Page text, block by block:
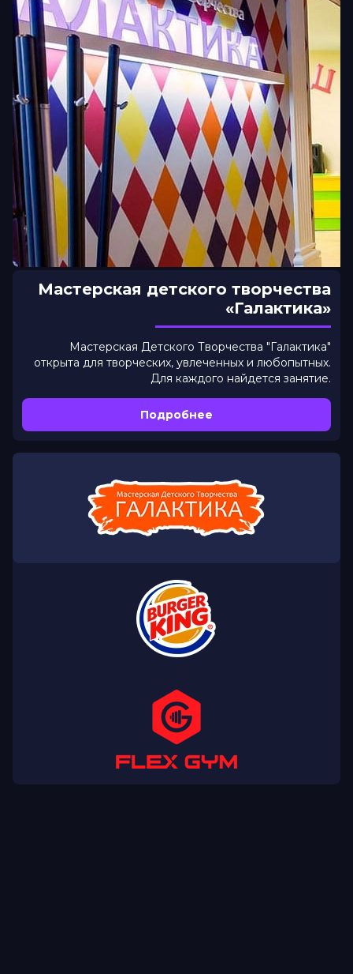
Мастерская детского творчества
«Галактика»
Мастерская Детского Творчества "Галактика"
открыта для творческих, увлеченных и любопытных.
Для каждого найдется занятие.
Подробнее